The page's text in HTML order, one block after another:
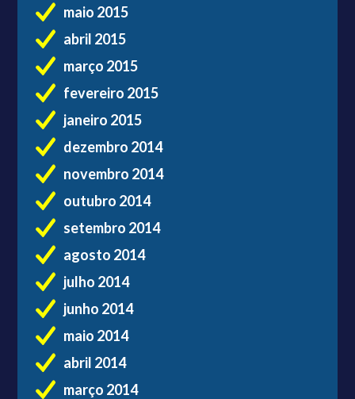
maio 2015
abril 2015
março 2015
fevereiro 2015
janeiro 2015
dezembro 2014
novembro 2014
outubro 2014
setembro 2014
agosto 2014
julho 2014
junho 2014
maio 2014
abril 2014
março 2014